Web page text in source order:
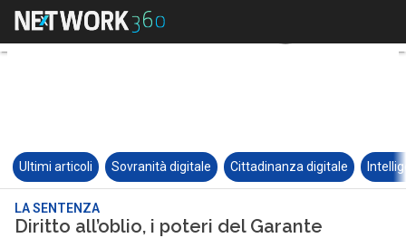
Ultimi articoli Sovranità digitale Cittadinanza digitale
LA SENTENZA
Diritto all’oblio, i poteri del Garante